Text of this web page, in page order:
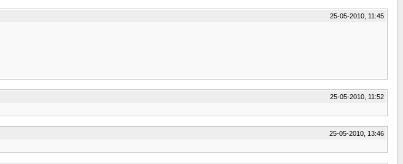
25-05-2010, 11:45
25-05-2010, 11:52
25-05-2010, 13:46